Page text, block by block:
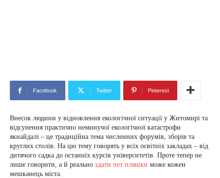
Facebook Twitter Pinterest
Внесок людини у відновлення екологічної ситуації у Житомирі та
відсунення практично неминучої екологічної катастрофи
якнайдалі – це традиційна тема численних форумів, зборів та
круглих столів. На цю тему говорять у всіх освітніх закладах – від
дитячого садка до останніх курсів університетів. Проте тепер не
лише говорити, а й реально здати пет пляшки може кожен
мешканець міста.